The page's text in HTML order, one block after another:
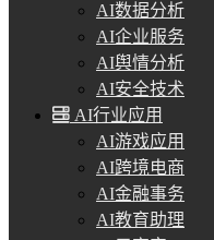
AI数据分析
AI企业服务
AI舆情分析
AI安全技术
AI行业应用
AI游戏应用
AI跨境电商
AI金融事务
AI教育助理